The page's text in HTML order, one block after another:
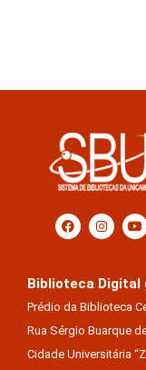
Biblioteca Digital
Prédio da Biblioteca
Rua Sérgio Buarque
Cidade Universitária